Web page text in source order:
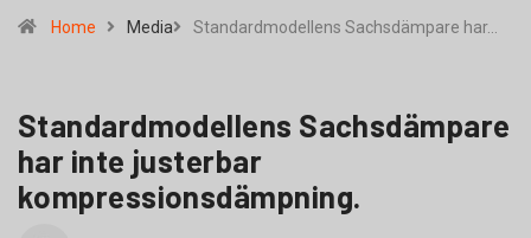
Home Media Standardmodellens Sachsdämpare har…
Standardmodellens Sachsdämpare
har inte justerbar
kompressionsdämpning.